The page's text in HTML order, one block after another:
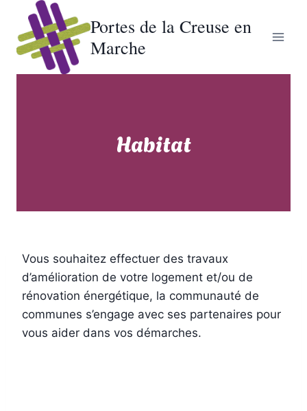
contenu
Portes de la Creuse en
Marche
Habitat
Vous souhaitez effectuer des travaux
d’amélioration de votre logement et/ou de
rénovation énergétique, la communauté de
communes s’engage avec ses partenaires pour
vous aider dans vos démarches.